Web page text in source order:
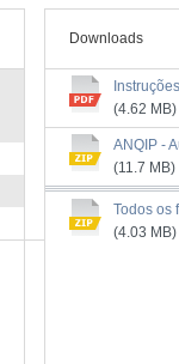
Downloads
(4.62 MB)
ANQIP -
(11.7 MB)
Todos os
(4.03 MB)